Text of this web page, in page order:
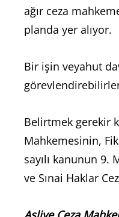
ağır ceza
planda yer alıyor.
Bir işin veyahut
Belirtmek gerekir
Mahkemesinin,
sayılı kanunun
ve Sınai Haklar